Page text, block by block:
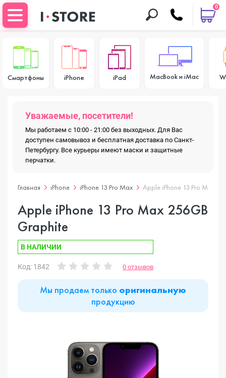
0
Смартфоны iPhone iPad MacBook и iMac
Уважаемые, посетители!
Мы работаем с 10:00 - 21:00 без выходных. Для Вас
доступен самовывоз и бесплатная доставка по Санкт-
Петербургу. Все курьеры имеют маски и защитные
перчатки.
Главная iPhone iPhone 13 Pro Max Apple iPhone 13 Pro Max
Apple iPhone 13 Pro Max 256GB
Graphite
В НАЛИЧИИ
Код: 1842 0 отзывов
Мы продаем только оригинальную
продукцию